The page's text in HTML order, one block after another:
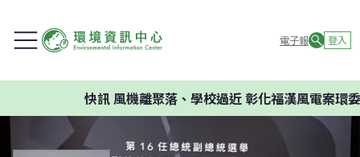
電子報 登入
風機離聚落、學校過近 彰化福漢風電案環委建議